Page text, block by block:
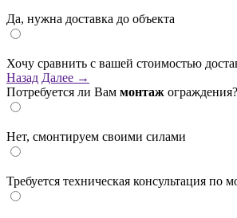
Да, нужна доставка до объекта
Хочу сравнить с вашей стоимостью
Назад Далее →
Потребуется ли Вам монтаж ограждения?
Нет, смонтируем своими силами
Требуется техническая консультация по